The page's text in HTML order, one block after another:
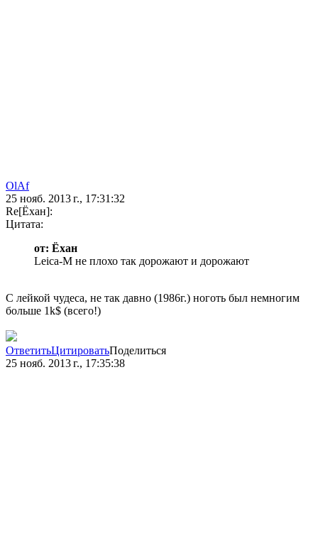
OlAf
25 нояб. 2013 г., 17:31:32
Re[Ёхан]:
Цитата:
от: Ёхан
Leica-M не плохо так дорожают и дорожают
С лейкой чудеса, не так давно (1986г.) ноготь был немногим
больше 1k$ (всего!)
ОтветитьЦитироватьПоделиться
25 нояб. 2013 г., 17:35:38